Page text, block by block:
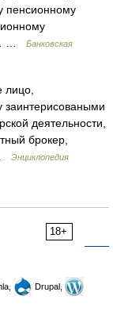
пенсионному
…
Банковская
лицо,
деятельности,
брокер,
Энциклопедия
18+
Drupal,